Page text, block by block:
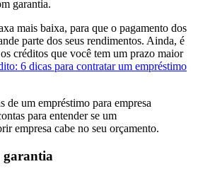
garantia.
mais baixa, para que o pagamento dos
parte dos seus rendimentos. Ainda, é
créditos que você tem um prazo maior
6 dicas para contratar um empréstimo
para entender se um
empresa cabe no seu orçamento.
garantia